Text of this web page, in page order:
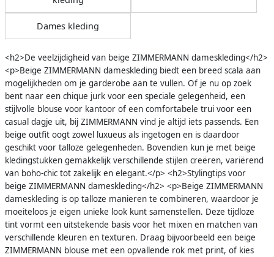
Dames kleding
<h2>De veelzijdigheid van beige ZIMMERMANN dameskleding</h2>
<p>Beige ZIMMERMANN dameskleding biedt een breed scala aan
mogelijkheden om je garderobe aan te vullen. Of je nu op zoek
bent naar een chique jurk voor een speciale gelegenheid, een
stijlvolle blouse voor kantoor of een comfortabele trui voor een
casual dagje uit, bij ZIMMERMANN vind je altijd iets passends. Een
beige outfit oogt zowel luxueus als ingetogen en is daardoor
geschikt voor talloze gelegenheden. Bovendien kun je met beige
kledingstukken gemakkelijk verschillende stijlen creëren, variërend
van boho-chic tot zakelijk en elegant.</p> <h2>Stylingtips voor
beige ZIMMERMANN dameskleding</h2> <p>Beige ZIMMERMANN
dameskleding is op talloze manieren te combineren, waardoor je
moeiteloos je eigen unieke look kunt samenstellen. Deze tijdloze
tint vormt een uitstekende basis voor het mixen en matchen van
verschillende kleuren en texturen. Draag bijvoorbeeld een beige
ZIMMERMANN blouse met een opvallende rok met print, of kies